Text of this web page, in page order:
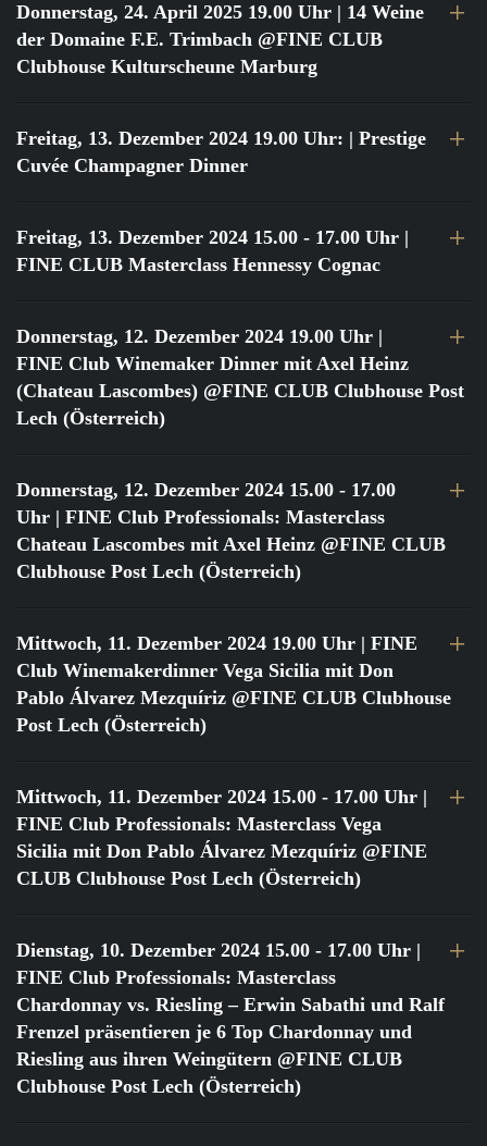
Donnerstag, 24. April 2025 19.00 Uhr | 14 Weine
der Domaine F.E. Trimbach @FINE CLUB
Clubhouse Kulturscheune Marburg
Freitag, 13. Dezember 2024 19.00 Uhr: | Prestige
Cuvée Champagner Dinner
Freitag, 13. Dezember 2024 15.00 - 17.00 Uhr |
FINE CLUB Masterclass Hennessy Cognac
Donnerstag, 12. Dezember 2024 19.00 Uhr |
FINE Club Winemaker Dinner mit Axel Heinz
(Chateau Lascombes) @FINE CLUB Clubhouse Post
Lech (Österreich)
Donnerstag, 12. Dezember 2024 15.00 - 17.00
Uhr | FINE Club Professionals: Masterclass
Chateau Lascombes mit Axel Heinz @FINE CLUB
Clubhouse Post Lech (Österreich)
Mittwoch, 11. Dezember 2024 19.00 Uhr | FINE
Club Winemakerdinner Vega Sicilia mit Don
Pablo Álvarez Mezquíriz @FINE CLUB Clubhouse
Post Lech (Österreich)
Mittwoch, 11. Dezember 2024 15.00 - 17.00 Uhr |
FINE Club Professionals: Masterclass Vega
Sicilia mit Don Pablo Álvarez Mezquíriz @FINE
CLUB Clubhouse Post Lech (Österreich)
Dienstag, 10. Dezember 2024 15.00 - 17.00 Uhr |
FINE Club Professionals: Masterclass
Chardonnay vs. Riesling – Erwin Sabathi und Ralf
Frenzel präsentieren je 6 Top Chardonnay und
Riesling aus ihren Weingütern @FINE CLUB
Clubhouse Post Lech (Österreich)